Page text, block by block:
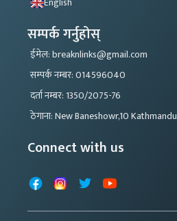
सम्पर्क गर्नुहोस्
ईमेल: breaknlinks@gmail.com
सम्पर्क नम्बर: 014596040
दर्ता नम्बर: 1350/2075-76
ठेगाना: New Baneshowr,10 Kathmandu
Connect with us
FacebookInstagram
X YouTube